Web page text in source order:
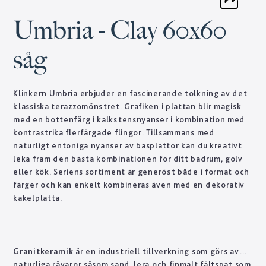
Umbria - Clay 60x60
såg
Klinkern Umbria erbjuder en fascinerande tolkning av det
klassiska terazzomönstret. Grafiken i plattan blir magisk
med en bottenfärg i kalkstensnyanser i kombination med
kontrastrika flerfärgade flingor. Tillsammans med
naturligt entoniga nyanser av basplattor kan du kreativt
leka fram den bästa kombinationen för ditt badrum, golv
eller kök. Seriens sortiment är generöst både i format och
färger och kan enkelt kombineras även med en dekorativ
kakelplatta.
Granitkeramik är en industriell tillverkning som görs av